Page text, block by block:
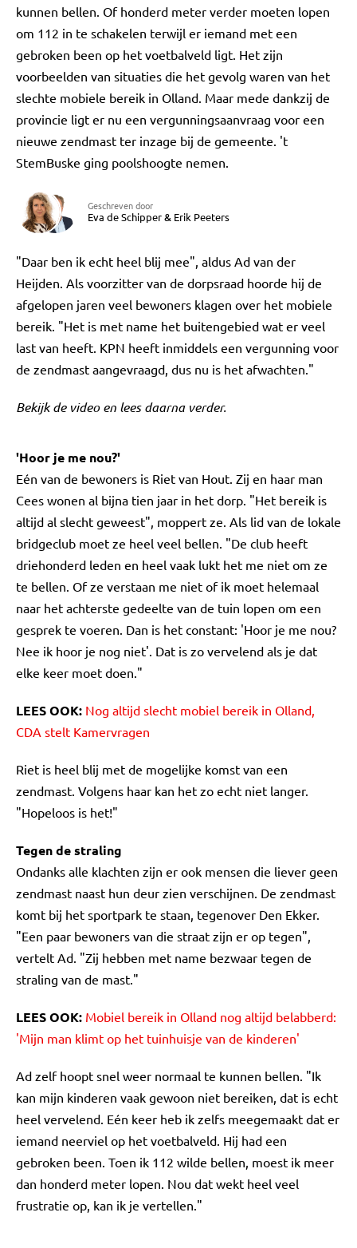
kunnen bellen. Of honderd meter verder moeten lopen
om 112 in te schakelen terwijl er iemand met een
gebroken been op het voetbalveld ligt. Het zijn
voorbeelden van situaties die het gevolg waren van het
slechte mobiele bereik in Olland. Maar mede dankzij de
provincie ligt er nu een vergunningsaanvraag voor een
nieuwe zendmast ter inzage bij de gemeente. 't
StemBuske ging poolshoogte nemen.
Geschreven door
Eva de Schipper& Erik Peeters
"Daar ben ik echt heel blij mee", aldus Ad van der
Heijden. Als voorzitter van de dorpsraad hoorde hij de
afgelopen jaren veel bewoners klagen over het mobiele
bereik. "Het is met name het buitengebied wat er veel
last van heeft. KPN heeft inmiddels een vergunning voor
de zendmast aangevraagd, dus nu is het afwachten."
Bekijk de video en lees daarna verder.
'Hoor je me nou?'
Eén van de bewoners is Riet van Hout. Zij en haar man
Cees wonen al bijna tien jaar in het dorp. "Het bereik is
altijd al slecht geweest", moppert ze. Als lid van de lokale
bridgeclub moet ze heel veel bellen. "De club heeft
driehonderd leden en heel vaak lukt het me niet om ze
te bellen. Of ze verstaan me niet of ik moet helemaal
naar het achterste gedeelte van de tuin lopen om een
gesprek te voeren. Dan is het constant: 'Hoor je me nou?
Nee ik hoor je nog niet'. Dat is zo vervelend als je dat
elke keer moet doen."
LEES OOK: Nog altijd slecht mobiel bereik in Olland,
CDA stelt Kamervragen
Riet is heel blij met de mogelijke komst van een
zendmast. Volgens haar kan het zo echt niet langer.
"Hopeloos is het!"
Tegen de straling
Ondanks alle klachten zijn er ook mensen die liever geen
zendmast naast hun deur zien verschijnen. De zendmast
komt bij het sportpark te staan, tegenover Den Ekker.
"Een paar bewoners van die straat zijn er op tegen",
vertelt Ad. "Zij hebben met name bezwaar tegen de
straling van de mast."
LEES OOK: Mobiel bereik in Olland nog altijd belabberd:
'Mijn man klimt op het tuinhuisje van de kinderen'
Ad zelf hoopt snel weer normaal te kunnen bellen. "Ik
kan mijn kinderen vaak gewoon niet bereiken, dat is echt
heel vervelend. Eén keer heb ik zelfs meegemaakt dat er
iemand neerviel op het voetbalveld. Hij had een
gebroken been. Toen ik 112 wilde bellen, moest ik meer
dan honderd meter lopen. Nou dat wekt heel veel
frustratie op, kan ik je vertellen."